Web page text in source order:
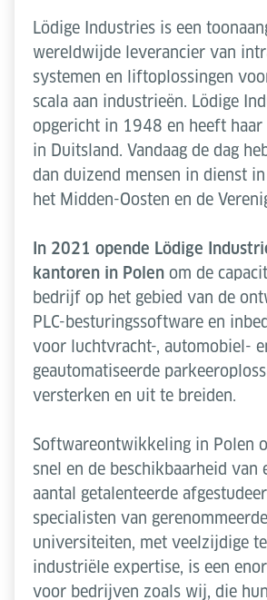
Lödige Industries is een
wereldwijde leverancier van
systemen en liftoplossingen
scala aan industrieën. Lödige
opgericht in 1948 en heeft
in Duitsland. Vandaag de dag
dan duizend mensen in dienst
het Midden-Oosten en de
In 2021 opende Lödige
kantoren in Polen om de
bedrijf op het gebied van de
PLC-besturingssoftware en
voor luchtvracht-, automobiel-
geautomatiseerde
versterken en uit te breiden.
Softwareontwikkeling in Polen
snel en de beschikbaarheid van
aantal getalenteerde
specialisten van gerenommeerde
universiteiten, met veelzijdige
industriële expertise, is een
voor bedrijven zoals wij, die